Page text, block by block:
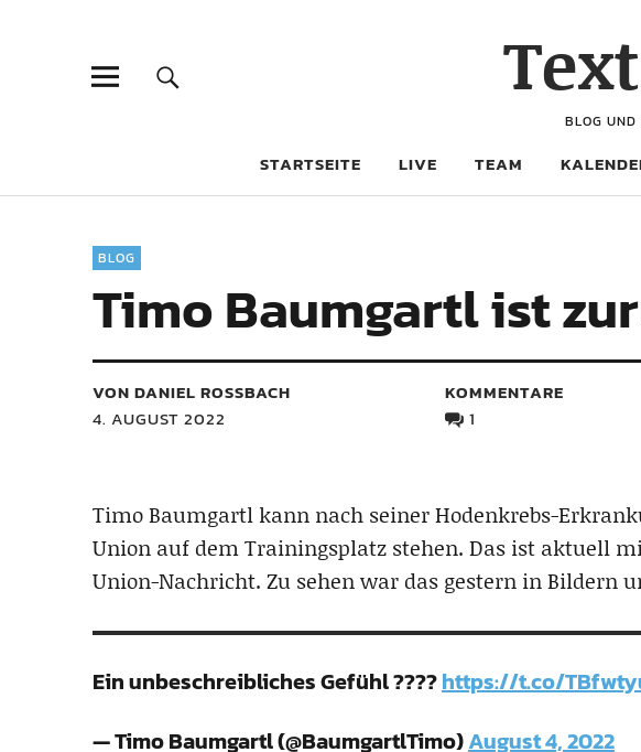
BLOG UND
STARTSEITE LIVE TEAM
BLOG
Timo Baumgartl ist
VON DANIEL ROSSBACH
4. AUGUST 2022
KOMMENTARE
1
Timo Baumgartl kann nach seiner Hodenkrebs-
Union auf dem Trainingsplatz stehen. Das ist aktuell
Union-Nachricht. Zu sehen war das gestern in Bildern
Ein unbeschreibliches Gefühl ????https://t.co/
— Timo Baumgartl (@BaumgartlTimo)August 4, 2022